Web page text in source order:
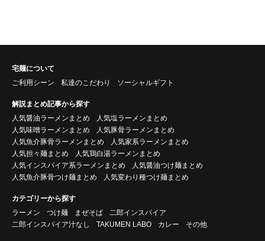
宅麺について
ご利用シーン
私達のこだわり ソーシャルギフト
解説まとめ記事から探す
人気醤油ラーメンまとめ
人気塩ラーメンまとめ
人気味噌ラーメンまとめ
人気豚骨ラーメンまとめ
人気魚介豚骨ラーメンまとめ
人気家系ラーメンまとめ
人気担々麺まとめ
人気鶏白湯ラーメンまとめ
人気インスパイア系ラーメンまとめ
人気醤油つけ麺まとめ
人気魚介豚骨つけ麺まとめ
人気変わり種つけ麺まとめ
カテゴリーから探す
ラーメン
つけ麺 まぜそば
二郎インスパイア
二郎インスパイア汁なし
TAKUMEN LABO カレー その他